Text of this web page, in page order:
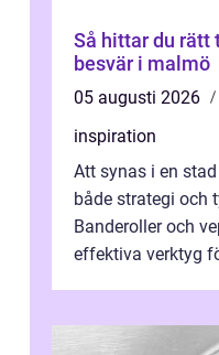
Så hittar du rätt
besvär i malmö
05 augusti 2026
inspiration
Att synas i en
både strategi och
Banderoller och
effektiva verktyg